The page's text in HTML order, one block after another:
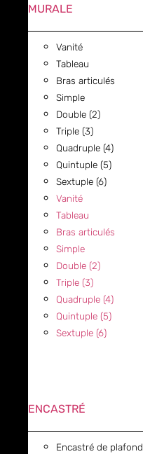
MURALE
Vanité
Tableau
Bras articulés
Simple
Double (2)
Triple (3)
Quadruple (4)
Quintuple (5)
Sextuple (6)
Vanité
Tableau
Bras articulés
Simple
Double (2)
Triple (3)
Quadruple (4)
Quintuple (5)
Sextuple (6)
ENCASTRÉ
Encastré de plafond